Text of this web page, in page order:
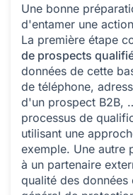
Une bonne
d'entamer une
La première étape
de prospects
données de cette
de téléphone,
d'un prospect B2B,
processus de
utilisant une
exemple. Une autre
à un partenaire
qualité des